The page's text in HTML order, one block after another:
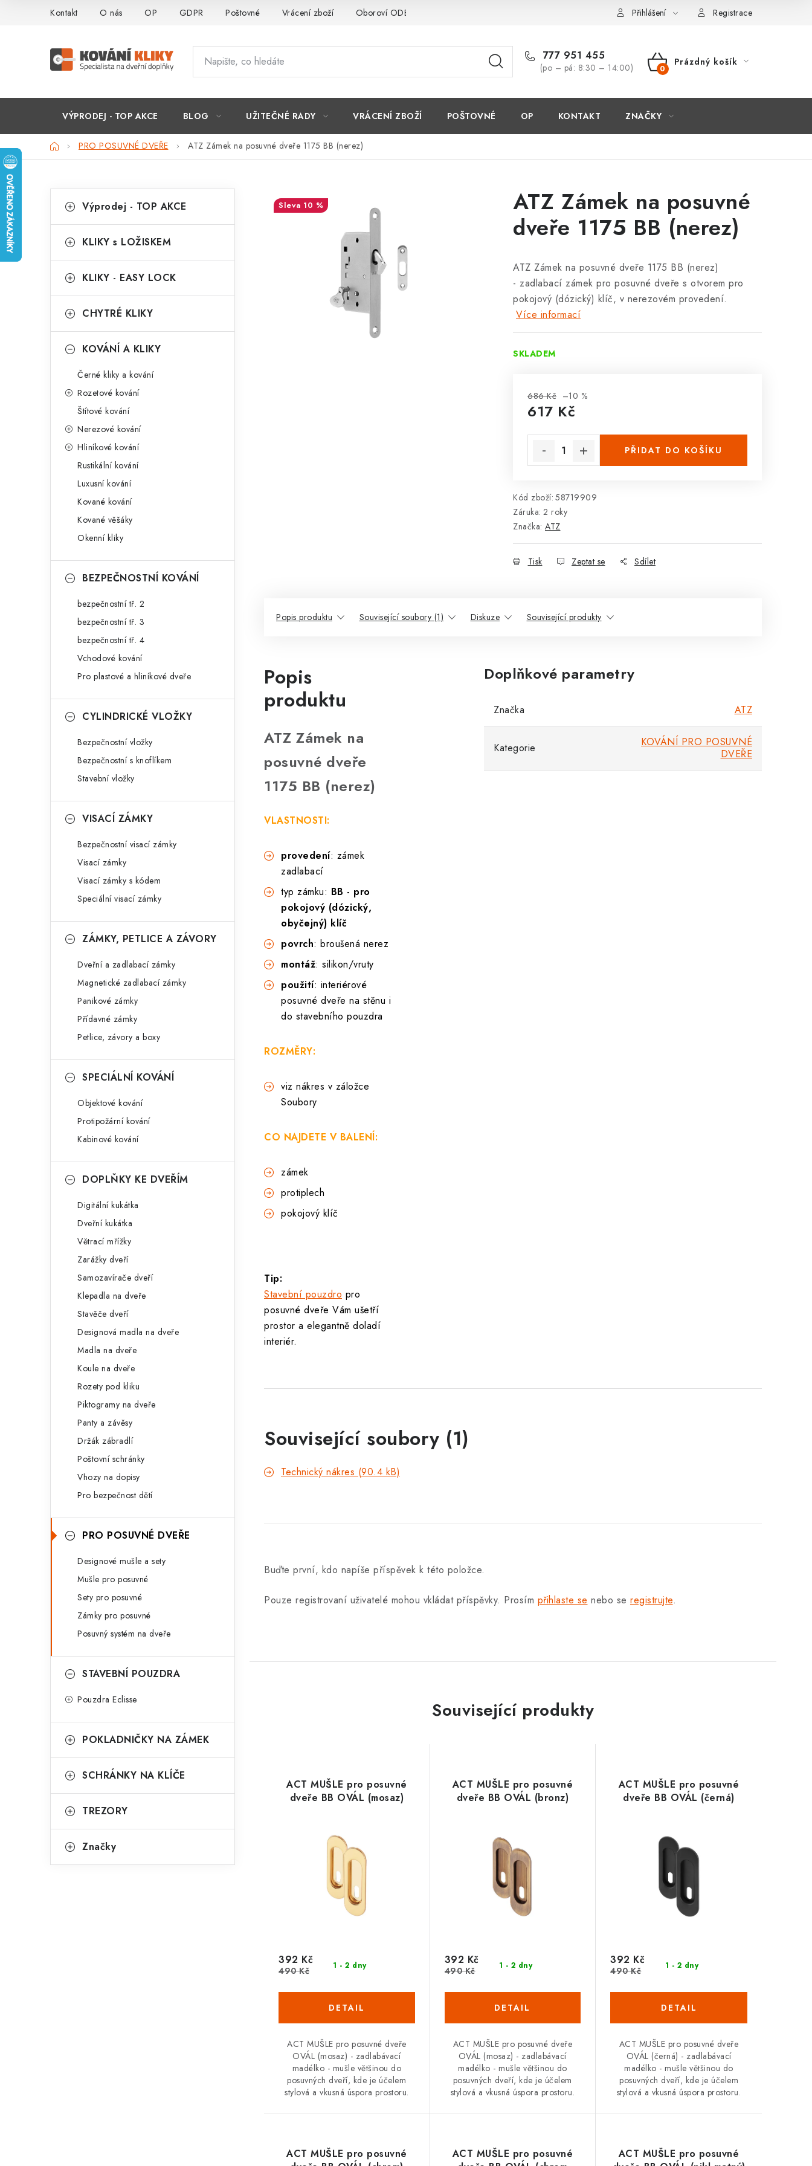
Kontakt O nás OP GDPR Poštovné Vrácení zboží Oboroví ODBORNÍCI Přihlášení Registrace
777 951 455
(po – pá: 8:30 – 14:00)
NÁKUPNÍ
Prázdný košík
VÝPRODEJ - TOP AKCE BLOG UŽITEČNÉ RADY VRÁCENÍ ZBOŽÍ POŠTOVNÉ OP KONTAKT ZNAČKY
DomůPRO POSUVNÉ DVEŘE ATZ Zámek na posuvné dveře 1175 BB (nerez)
o
t
r
n
kategorie
a
e
o
i
Výprodej - TOP AKCE
KLIKY s LOŽISKEM
KLIKY - EASY LOCK
CHYTRÉ KLIKY
KOVÁNÍ A KLIKY
Černé kliky a kování
Rozetové kování
Štítové kování
Nerezové kování
Hliníkové kování
Rustikální kování
Luxusní kování
Kované kování
Kované věšáky
Okenní kliky
BEZPEČNOSTNÍ KOVÁNÍ
bezpečnostní tř. 2
bezpečnostní tř. 3
bezpečnostní tř. 4
Vchodové kování
Pro plastové a hliníkové dveře
CYLINDRICKÉ VLOŽKY
Bezpečnostní vložky
Bezpečnostní s knoflíkem
Stavební vložky
VISACÍ ZÁMKY
Bezpečnostní visací zámky
Visací zámky
Visací zámky s kódem
Speciální visací zámky
ZÁMKY, PETLICE A ZÁVORY
Dveřní a zadlabací zámky
Magnetické zadlabací zámky
Panikové zámky
Přídavné zámky
Petlice, závory a boxy
SPECIÁLNÍ KOVÁNÍ
Objektové kování
Protipožární kování
Kabinové kování
DOPLŇKY KE DVEŘÍM
Digitální kukátka
Dveřní kukátka
Větrací mřížky
Zarážky dveří
Samozavírače dveří
Klepadla na dveře
Stavěče dveří
Designová madla na dveře
Madla na dveře
Koule na dveře
Rozety pod kliku
Piktogramy na dveře
Panty a závěsy
Držák zábradlí
Poštovní schránky
Vhozy na dopisy
Pro bezpečnost dětí
PRO POSUVNÉ DVEŘE
Designové mušle a sety
Mušle pro posuvné
Sety pro posuvné
Zámky pro posuvné
Posuvný systém na dveře
STAVEBNÍ POUZDRA
Pouzdra Eclisse
POKLADNIČKY NA ZÁMEK
SCHRÁNKY NA KLÍČE
TREZORY
Značky
ATZ Zámek na posuvné
dveře 1175 BB (nerez)
ATZ Zámek na posuvné dveře 1175 BB (nerez)
- zadlabací zámek pro posuvné dveře s otvorem pro
pokojový (dózický) klíč, v nerezovém provedení.
Více informací
SKLADEM
686 Kč –10 %
617 Kč
PŘIDAT DO KOŠÍKU
Kód zboží: 58719909
Záruka: 2 roky
Značka: ATZ
Tisk Zeptat se Sdílet
10 %
Popis produktu Související soubory (1) Diskuze Související produkty
Popis
produktu
ATZ Zámek na
posuvné dveře
1175 BB (nerez)
VLASTNOSTI:
provedení: zámek
zadlabací
typ zámku: BB - pro
pokojový (dózický,
obyčejný) klíč
povrch: broušená nerez
montáž: silikon/vruty
použití: interiérové
posuvné dveře na stěnu i
do stavebního pouzdra
ROZMĚRY:
viz nákres v záložce
Soubory
CO NAJDETE V BALENÍ:
zámek
protiplech
pokojový klíč
Tip:
Stavební pouzdro pro
posuvné dveře Vám ušetří
prostor a elegantně doladí
interiér.
Doplňkové parametry
Značka ATZ
Kategorie
KOVÁNÍ PRO POSUVNÉ
DVEŘE
Související soubory (1)
Technický nákres (90.4 kB)
Buďte první, kdo napíše příspěvek k této položce.
Pouze registrovaní uživatelé mohou vkládat příspěvky. Prosím přihlaste se nebo se registrujte.
Související produkty
ACT MUŠLE pro posuvné
dveře BB OVÁL (mosaz)
1 - 2 dny
392 Kč
490 Kč
ACT MUŠLE pro posuvné dveře
OVÁL (mosaz) - zadlabávací
madélko - mušle většinou do
posuvných dveří, kde je účelem
stylová a vkusná úspora prostoru.
ACT MUŠLE pro posuvné
dveře BB OVÁL (bronz)
1 - 2 dny
392 Kč
490 Kč
ACT MUŠLE pro posuvné dveře
OVÁL (mosaz) - zadlabávací
madélko - mušle většinou do
posuvných dveří, kde je účelem
stylová a vkusná úspora prostoru.
ACT MUŠLE pro posuvné
dveře BB OVÁL (černá)
1 - 2 dny
392 Kč
490 Kč
ACT MUŠLE pro posuvné dveře
OVÁL (černá) - zadlabávací
madélko - mušle většinou do
posuvných dveří, kde je účelem
stylová a vkusná úspora prostoru.
ACT MUŠLE pro posuvné
ACT MUŠLE pro posuvné
ACT MUŠLE pro posuvné